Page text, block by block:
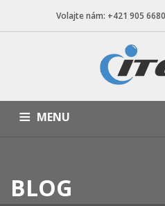
Volajte nám: +421 905
MENU
BLOG O NÁS
BLOG